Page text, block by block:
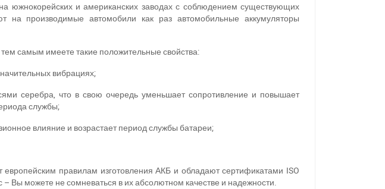
южнокорейских и американских заводах с соблюдением существующих
на производимые автомобили как раз автомобильные аккумуляторы
самым имеете такие положительные свойства:
вибрациях;
серебра, что в свою очередь уменьшает сопротивление и повышает
службы;
влияние и возрастает период службы батареи;
правилам изготовления АКБ и обладают сертификатами ISO
Вы можете не сомневаться в их абсолютном качестве и надежности.